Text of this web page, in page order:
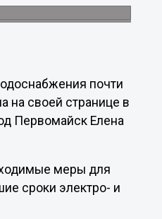
почти
на своей странице в
Первомайск Елена
меры для
сроки электро- и